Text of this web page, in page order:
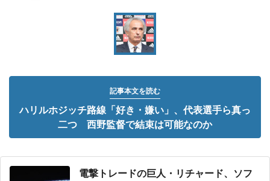
記事本文を読む
ハリルホジッチ路線「好き・嫌い」、代表選手ら真っ
二つ 西野監督で結束は可能なのか
電撃トレードの巨人・リチャード、ソフ